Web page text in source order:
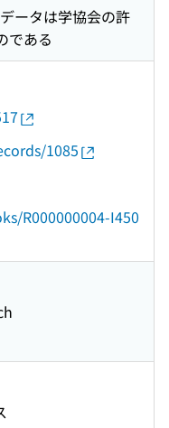
ータは学協会の許
である
1085
R000000004-I450